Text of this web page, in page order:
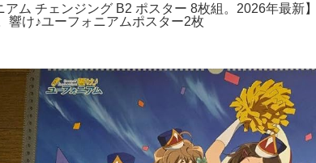
ム チェンジング B2 ポスター 8枚組。2026年最新
響け♪ユーフォニアムポスター2枚